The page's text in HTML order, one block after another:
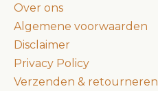
Over ons
Algemene voorwaarden
Disclaimer
Privacy Policy
Verzenden & retourneren